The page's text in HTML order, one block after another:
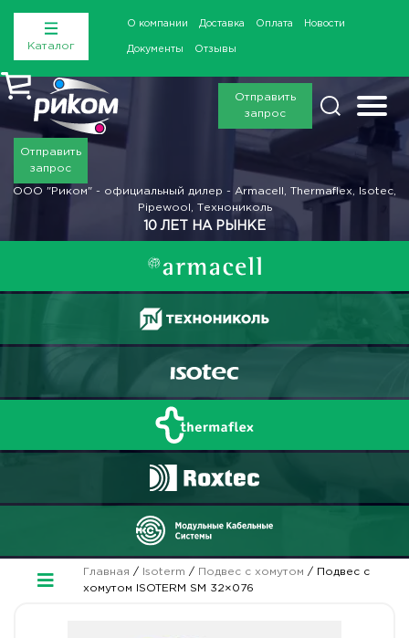
Каталог
О компании Доставка Оплата Новости
Документы Отзывы
Отправить
запрос
Отправить
запрос
ООО "Риком" - официальный дилер - Armacell, Thermaflex, Isotec,
Pipewool, Технониколь
10 ЛЕТ НА РЫНКЕ
Главная / Isoterm / Подвес с хомутом / Подвес с
хомутом ISOTERM SM 32×076